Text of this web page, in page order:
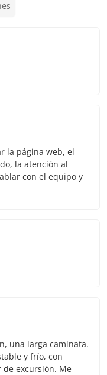
la página web, el
la atención al
con el equipo y
una larga caminata.
y frío, con
excursión. Me